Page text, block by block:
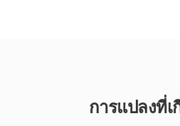
การแปลงที่เ